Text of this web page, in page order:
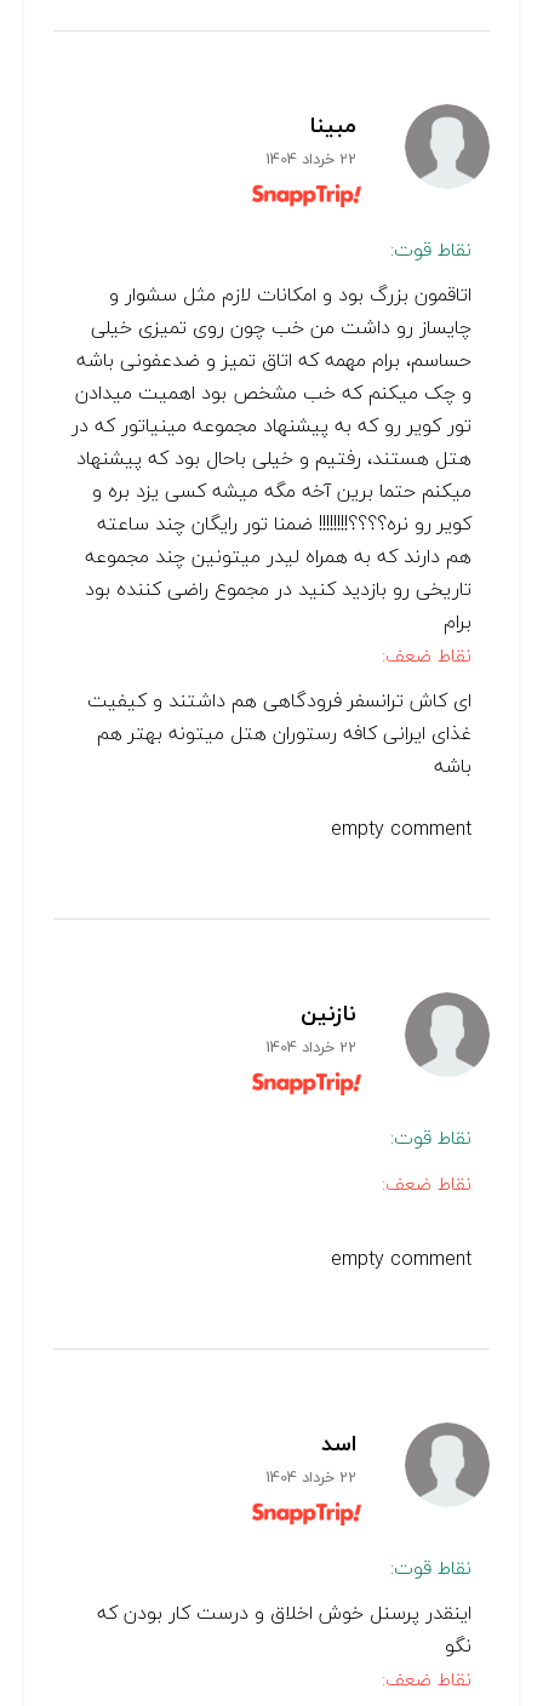
مبینا
22 خرداد 1404
نقاط قوت:
اتاقمون بزرگ بود و امکانات لازم مثل سشوار و
چایساز رو داشت من خب چون روی تمیزی خیلی
حساسم، برام مهمه که اتاق تمیز و ضدعفونی باشه
و چک میکنم که خب مشخص بود اهمیت میدادن
تور کویر رو که به پیشنهاد مجموعه مینیاتور که در
هتل هستند، رفتیم و خیلی باحال بود که پیشنهاد
میکنم حتما برین آخه مگه میشه کسی یزد بره و
کویر رو نره؟؟؟؟!!!!!!!! ضمنا تور رایگان چند ساعته
هم دارند که به همراه لیدر میتونین چند مجموعه
تاریخی رو بازدید کنید در مجموع راضی کننده بود
برام
نقاط ضعف:
ای کاش ترانسفر فرودگاهی هم داشتند و کیفیت
غذای ایرانی کافه رستوران هتل میتونه بهتر هم
باشه
empty comment
نازنین
22 خرداد 1404
نقاط قوت:
نقاط ضعف:
empty comment
اسد
22 خرداد 1404
نقاط قوت:
اینقدر پرسنل خوش اخلاق و درست کار بودن که
نگو
نقاط ضعف: